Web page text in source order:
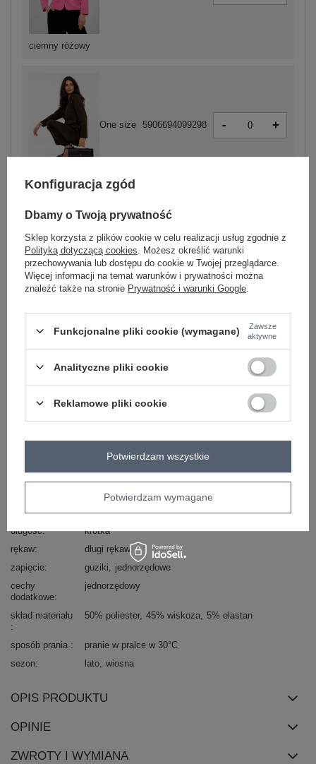
ciemny brązowy
One size 5906694099298 - +
ciemny różowy
ZALOGUJ SIĘ I ZOBACZ CENĘ
Masz pytanie? Chętnie pomożemy.
Zadzwoń+48 601 547 740 Zadaj pytanie
elastan
sposób prania : pranie w pralce w 30°C
ITALY MODA
codzienne
do pracy
wzór
dominujący
gładki
dominujący
poliester
długość
krótka
rękaw
długi rękaw
zapięcie
guziki
jednorzędowe
cechy
dodatkowe
jednorzędowy
skład materiału 50% poliester 45% wiskoza 5% elastan
sposób prania
pranie w pralce w 30°C
sezon
lato wiosna
OPIS PRODUKTU
OPINIE
ZWROTY I WYMIANA
Konfiguracja zgód
Dbamy o Twoją prywatność
Sklep korzysta z plików cookie w celu realizacji usług zgodnie z
Polityką dotyczącą cookies . Możesz określić warunki
przechowywania lub dostępu do cookie w Twojej przeglądarce.
Więcej informacji na temat warunków i prywatności można
znaleźć także na stronie Prywatność i warunki Google
Funkcjonalne pliki cookie (wymagane)
Zawsze
aktywne
Analityczne pliki cookie
Reklamowe pliki cookie
Potwierdzam wymagane
Potwierdzam wszystkie